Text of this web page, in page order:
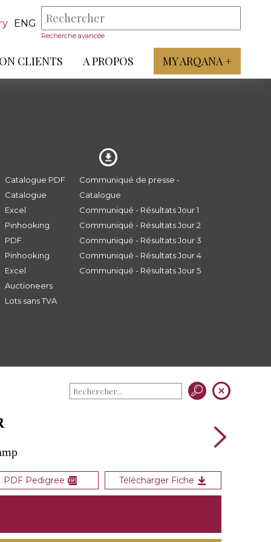
ENG
Recherche avancée
CLIENTS A PROPOS MY ARQANA +
Catalogue PDF
Catalogue
Excel
Pinhooking
PDF
Pinhooking
Excel
Auctioneers
Lots sans TVA
Communiqué de presse -
Catalogue
Communiqué - Résultats Jour 1
Communiqué - Résultats Jour 2
Communiqué - Résultats Jour 3
Communiqué - Résultats Jour 4
Communiqué - Résultats Jour 5
PDF Pedigree Télécharger Fiche